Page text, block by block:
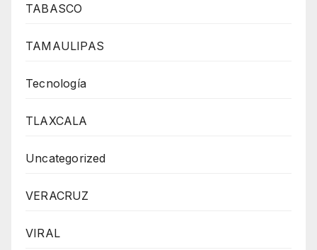
TABASCO
TAMAULIPAS
Tecnología
TLAXCALA
Uncategorized
VERACRUZ
VIRAL